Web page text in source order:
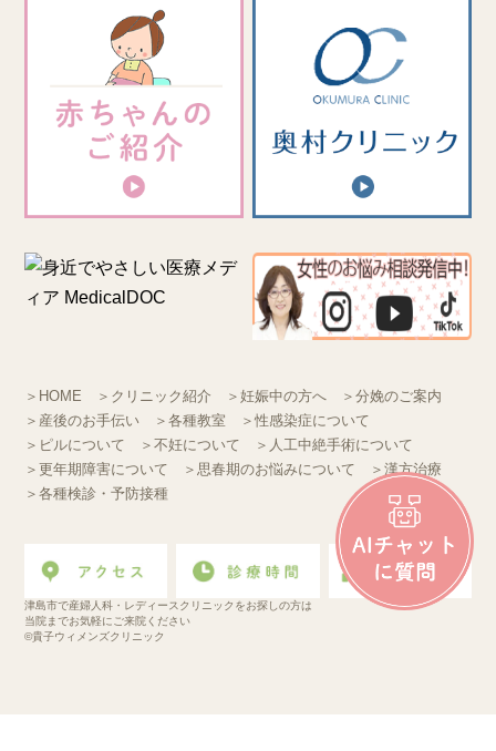
＞HOME ＞クリニック紹介 ＞妊娠中の方へ
＞分娩のご案内
＞産後のお手伝い
＞各種教室
＞性感染症について
＞ピルについて
＞不妊について
＞人工中絶手術について
＞更年期障害について
＞思春期のお悩みについて
＞漢方治療
＞各種検診・予防接種
津島市で産婦人科・レディースクリニックをお探しの方は
当院までお気軽にご来院ください
©貴子ウィメンズクリニック